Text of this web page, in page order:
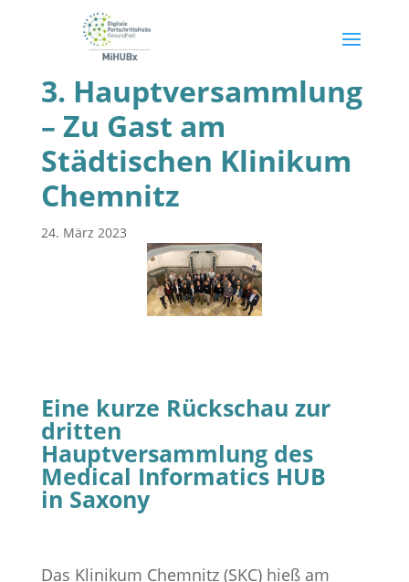
3. Hauptversammlung
– Zu Gast am
Städtischen Klinikum
Chemnitz
24. März 2023
Eine kurze Rückschau zur
dritten
Hauptversammlung des
Medical Informatics HUB
in Saxony
Das Klinikum Chemnitz (SKC) hieß am